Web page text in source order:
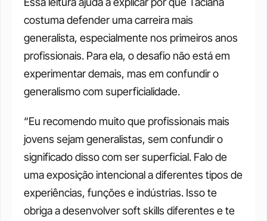
costuma defender uma carreira mais
generalista, especialmente nos primeiros anos
profissionais. Para ela, o desafio não está em
experimentar demais, mas em confundir o
generalismo com superficialidade.
“Eu recomendo muito que profissionais mais
jovens sejam generalistas, sem confundir o
significado disso com ser superficial. Falo de
uma exposição intencional a diferentes tipos de
experiências, funções e indústrias. Isso te
obriga a desenvolver soft skills diferentes e te